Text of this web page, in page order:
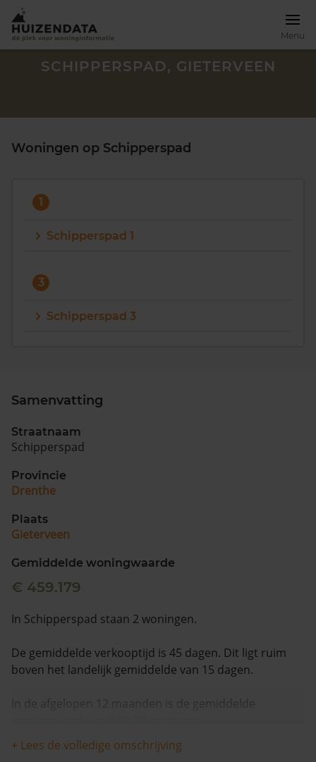
Menu
Zoek een woning
Maandag t/m vrijdag - 08:00 -18:00
SCHIPPERSPAD, GIETERVEEN
Woningen op Schipperspad
1
Schipperspad 1
3
Schipperspad 3
Samenvatting
Straatnaam
Schipperspad
Provincie
Drenthe
Plaats
Gieterveen
Gemiddelde woningwaarde
€ 459.179
In Schipperspad staan 2 woningen.
De gemiddelde verkooptijd is 45 dagen. Dit ligt ruim
boven het landelijk gemiddelde van 15 dagen.
In de afgelopen 12 maanden is de gemiddelde
+ Lees de volledige omschrijving